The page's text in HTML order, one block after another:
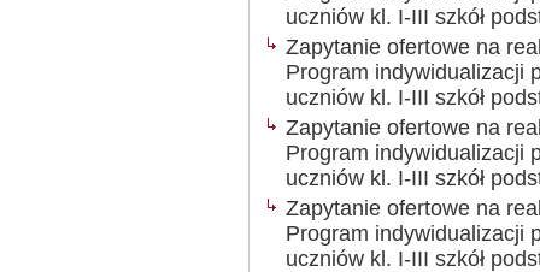
uczniów kl. I-III szkół
Zapytanie ofertowe na
Program indywidualizacji
uczniów kl. I-III szkół
Zapytanie ofertowe na
Program indywidualizacji
uczniów kl. I-III szkół
Zapytanie ofertowe na
Program indywidualizacji
uczniów kl. I-III szkół